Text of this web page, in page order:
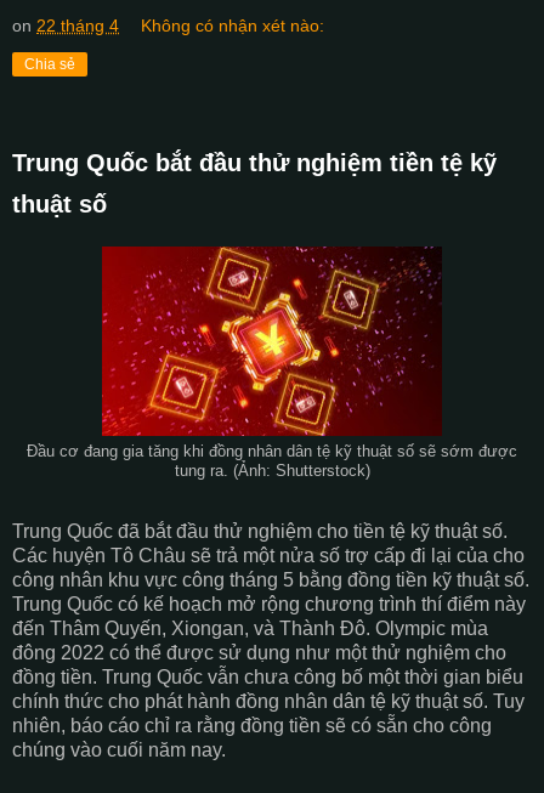
on 22 tháng 4 Không có nhận xét nào:
Chia sẻ
Trung Quốc bắt đầu thử nghiệm tiền tệ kỹ
thuật số
Đầu cơ đang gia tăng khi đồng nhân dân tệ kỹ thuật số sẽ sớm được
tung ra. (Ảnh: Shutterstock)
Trung Quốc đã bắt đầu thử nghiệm cho tiền tệ kỹ thuật số.
Các huyện Tô Châu sẽ trả một nửa số trợ cấp đi lại của cho
công nhân khu vực công tháng 5 bằng đồng tiền kỹ thuật số.
Trung Quốc có kế hoạch mở rộng chương trình thí điểm này
đến Thâm Quyến, Xiongan, và Thành Đô. Olympic mùa
đông 2022 có thể được sử dụng như một thử nghiệm cho
đồng tiền. Trung Quốc vẫn chưa công bố một thời gian biểu
chính thức cho phát hành đồng nhân dân tệ kỹ thuật số. Tuy
nhiên, báo cáo chỉ ra rằng đồng tiền sẽ có sẵn cho công
chúng vào cuối năm nay.